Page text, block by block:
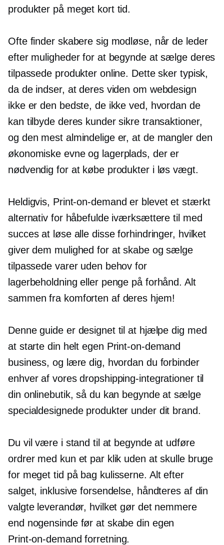
produkter på meget kort tid.
Ofte finder skabere sig modløse, når de leder
efter muligheder for at begynde at sælge deres
tilpassede produkter online. Dette sker typisk,
da de indser, at deres viden om webdesign
ikke er den bedste, de ikke ved, hvordan de
kan tilbyde deres kunder sikre transaktioner,
og den mest almindelige er, at de mangler den
økonomiske evne og lagerplads, der er
nødvendig for at købe produkter i løs vægt.
Heldigvis, Print-on-demand er blevet et stærkt
alternativ for håbefulde iværksættere til med
succes at løse alle disse forhindringer, hvilket
giver dem mulighed for at skabe og sælge
tilpassede varer uden behov for
lagerbeholdning eller penge på forhånd. Alt
sammen fra komforten af ​​deres hjem!
Denne guide er designet til at hjælpe dig med
at starte din helt egen Print-on-demand
business, og lære dig, hvordan du forbinder
enhver af vores dropshipping-integrationer til
din onlinebutik, så du kan begynde at sælge
specialdesignede produkter under dit brand.
Du vil være i stand til at begynde at udføre
ordrer med kun et par klik uden at skulle bruge
for meget tid på bag kulisserne. Alt efter
salget, inklusive forsendelse, håndteres af din
valgte leverandør, hvilket gør det nemmere
end nogensinde før at skabe din egen
Print-on-demand forretning.